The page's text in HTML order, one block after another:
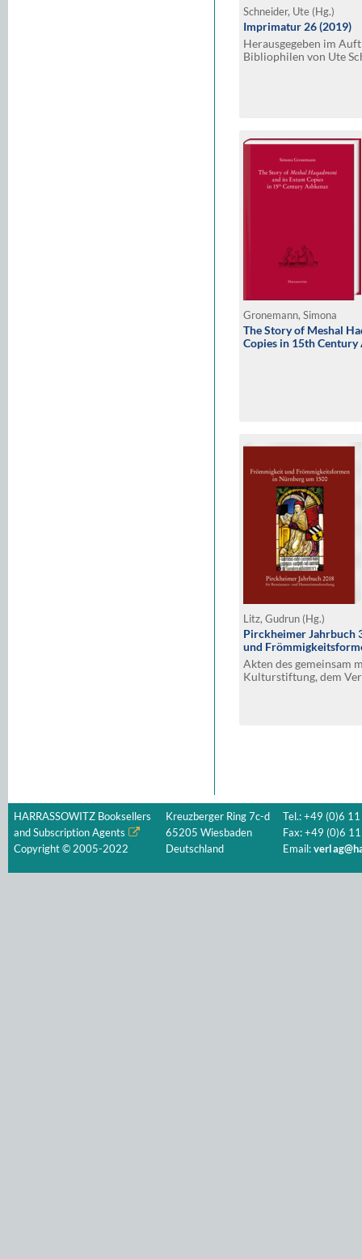
Schneider, Ute (Hg.)
Imprimatur 26 (2019)
Herausgegeben im
Bibliophilen von Ute
Gronemann, Simona
The Story of Meshal
Copies in 15th Century
Litz, Gudrun (Hg.)
Pirckheimer Jahrbuch
und
Akten des gemeinsam
Kulturstiftung, dem
HARRASSOWITZ Booksellers
and Subscription Agents
Copyright © 2005-2022
Kreuzberger Ring 7c-d
65205 Wiesbaden
Deutschland
Tel.: +49 (0)6
Fax: +49 (0)6
Email: